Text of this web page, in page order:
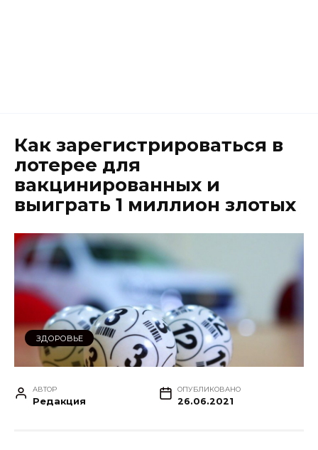
Как зарегистрироваться в
лотерее для
вакцинированных и
выиграть 1 миллион злотых
ЗДОРОВЬЕ
АВТОР
Редакция
ОПУБЛИКОВАНО
26.06.2021